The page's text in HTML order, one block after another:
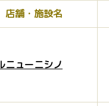
店舗・施設名
ニューニシノ